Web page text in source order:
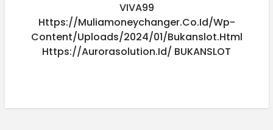
VIVA99
Https://muliamoneychanger.co.id/wp-
Content/uploads/2024/01/bukanslot.html
Https://aurorasolution.id/ BUKANSLOT